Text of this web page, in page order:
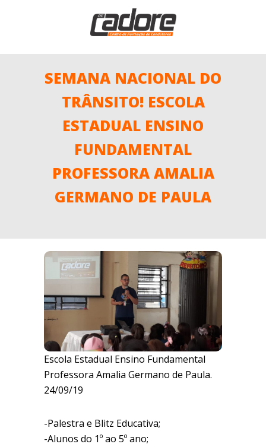
SEMANA NACIONAL DO
TRÂNSITO! ESCOLA
ESTADUAL ENSINO
FUNDAMENTAL
PROFESSORA AMALIA
GERMANO DE PAULA
Escola Estadual Ensino Fundamental
Professora Amalia Germano de Paula.
24/09/19
-Palestra e Blitz Educativa;
-Alunos do 1º ao 5º ano;